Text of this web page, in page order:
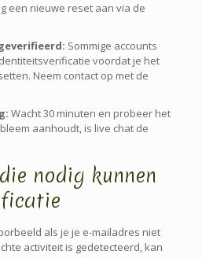
een nieuwe reset aan via de
Sommige accounts
voordat je het
Neem contact op met de
Wacht 30 minuten en probeer het
aanhoudt, is live chat de
nodig kunnen
als je je e-mailadres niet
activiteit is gedetecteerd, kan